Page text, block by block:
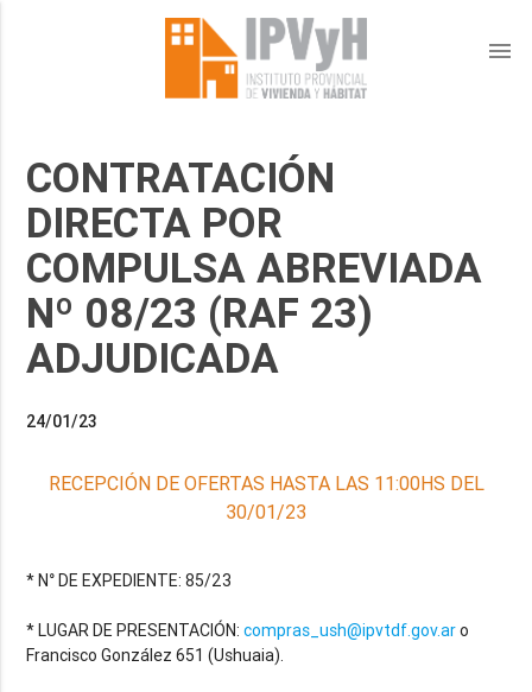
menu
CONTRATACIÓN
DIRECTA POR
COMPULSA ABREVIADA
Nº 08/23 (RAF 23)
ADJUDICADA
24/01/23
RECEPCIÓN DE OFERTAS HASTA LAS 11:00HS DEL
30/01/23
* N° DE EXPEDIENTE: 85/23
* LUGAR DE PRESENTACIÓN:compras_ush@ipvtdf.gov.aro
Francisco González 651 (Ushuaia).